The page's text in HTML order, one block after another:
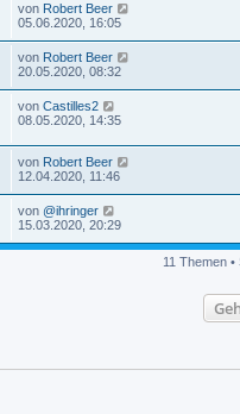
von Robert Beer
05.06.2020, 16:05
von Robert Beer
20.05.2020, 08:32
von Castilles2
08.05.2020, 14:35
von Robert Beer
12.04.2020, 11:46
von @ihringer
15.03.2020, 20:29
11 Themen •